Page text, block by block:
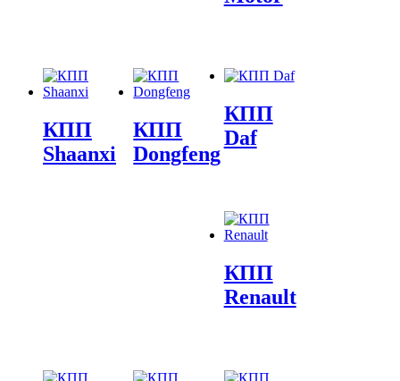
КПП
Shaanxi
КПП
Dongfeng
КПП
Daf
КПП
Renault